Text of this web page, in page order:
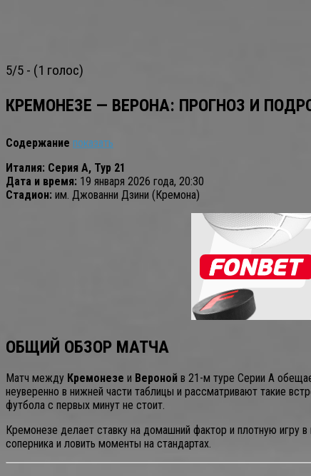
5/5 - (1 голос)
КРЕМОНЕЗЕ — ВЕРОНА: ПРОГНОЗ И
Содержание показать
Италия: Серия А, Тур 21
Дата и время: 19 января 2026 года, 20:30
Стадион: им. Джованни Дзини (Кремона)
ОБЩИЙ ОБЗОР МАТЧА
Матч между Кремонезе и Вероной в 21-м туре Серии А
неуверенно в нижней части таблицы и рассматривают такие
футбола с первых минут не стоит.
Кремонезе делает ставку на домашний фактор и плотную игру
соперника и ловить моменты на стандартах.